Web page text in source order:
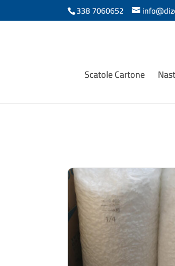
338 7060652
Scatole Cartone